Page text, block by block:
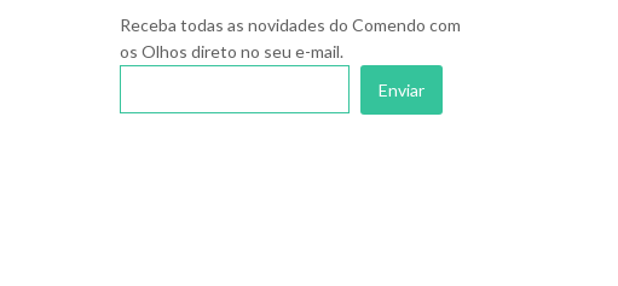
Receba todas as novidades do Comendo com
os Olhos direto no seu e-mail.